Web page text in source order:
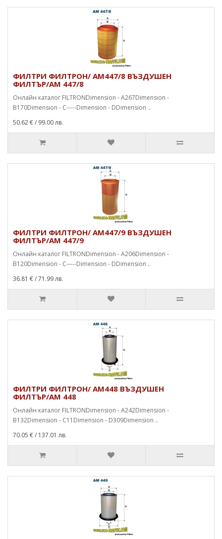
ФИЛТРИ ФИЛТРОН/ AM447/8 ВЪЗДУШЕН
ФИЛТЪР/AM 447/8
Онлайн каталог FILTRONDimension - A267Dimension -
B170Dimension - C-----Dimension - DDimension ..
50.62 €/ 99.00 лв.
ФИЛТРИ ФИЛТРОН/ AM447/9 ВЪЗДУШЕН
ФИЛТЪР/AM 447/9
Онлайн каталог FILTRONDimension - A206Dimension -
B120Dimension - C-----Dimension - DDimension ..
36.81 €/ 71.99 лв.
ФИЛТРИ ФИЛТРОН/ AM448 ВЪЗДУШЕН
ФИЛТЪР/AM 448
Онлайн каталог FILTRONDimension - A242Dimension -
B132Dimension - C11Dimension - D309Dimension ..
70.05 €/ 137.01 лв.